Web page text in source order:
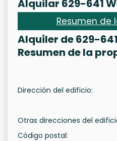
Alquilar 629-641
Resumen de
Alquiler de 629-
Resumen de la
Dirección del edificio:
Otras direcciones del
Código postal: